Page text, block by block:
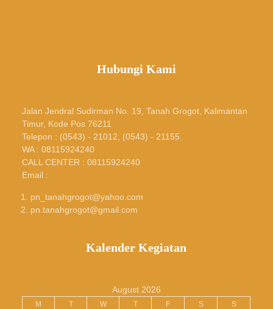
Hubungi Kami
Jalan Jendral Sudirman No. 19, Tanah Grogot, Kalimantan
Timur, Kode Pos 76211
Telepon : (0543) - 21012, (0543) - 21155
WA : 08115924240
CALL CENTER : 08115924240
Email :
pn_tanahgrogot@yahoo.com
pn.tanahgrogot@gmail.com
Kalender Kegiatan
August 2026
M T W T F S
S